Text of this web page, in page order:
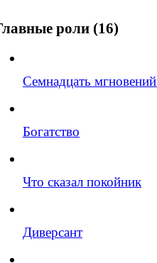
роли (16)
Семнадцать
Богатство
Что сказал покойник
Диверсант